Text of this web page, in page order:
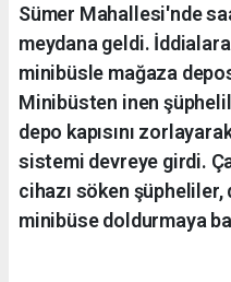
Sümer Mahallesi'nde
meydana geldi.
minibüsle mağaza
Minibüsten inen
depo kapısını
sistemi devreye girdi.
cihazı söken
minibüse doldurmaya